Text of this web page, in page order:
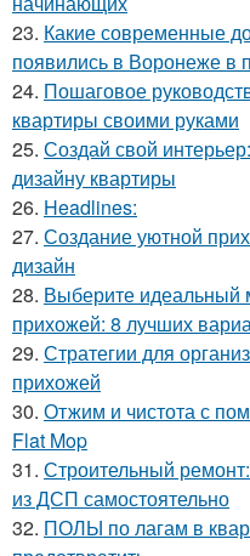
23. Какие современные
появились в Воронеже в
24. Пошаговое
квартиры своими руками
25. Создай свой
дизайну квартиры
26. Headlines:
27. Создание уютной
дизайн
28. Выберите идеальный
прихожей: 8 лучших
29. Стратегии для
прихожей
30. Отжим и чистота с
Flat Mop
31. Строительный
из ДСП самостоятельно
32. ПОЛЫ по лагам в